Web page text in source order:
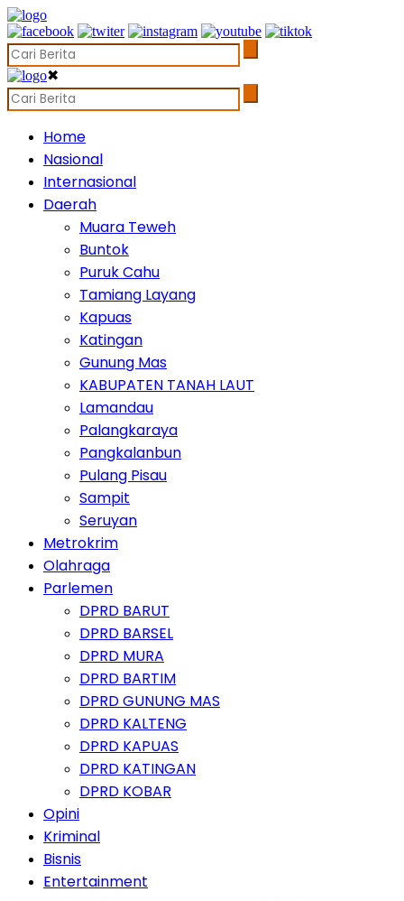
✖
Home
Nasional
Internasional
Daerah
Muara Teweh
Buntok
Puruk Cahu
Tamiang Layang
Kapuas
Katingan
Gunung Mas
KABUPATEN TANAH LAUT
Lamandau
Palangkaraya
Pangkalanbun
Pulang Pisau
Sampit
Seruyan
Metrokrim
Olahraga
Parlemen
DPRD BARUT
DPRD BARSEL
DPRD MURA
DPRD BARTIM
DPRD GUNUNG MAS
DPRD KALTENG
DPRD KAPUAS
DPRD KATINGAN
DPRD KOBAR
Opini
Kriminal
Bisnis
Entertainment